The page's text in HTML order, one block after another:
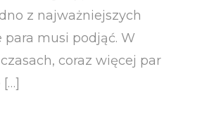
z najważniejszych
para musi podjąć. W
coraz więcej par